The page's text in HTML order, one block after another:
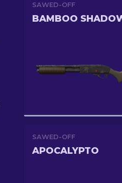
SAWED-OFF
BAMBOO
SAWED-OFF
APOCALYPTO